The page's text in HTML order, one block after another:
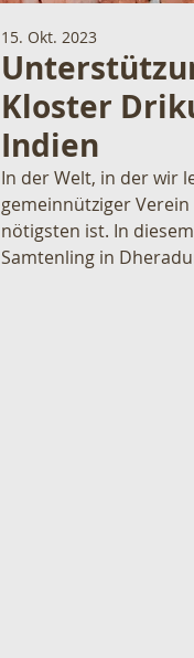
Kloster
Indien
15. Okt. 2023
In der Welt, in der wir
gemeinnütziger
nötigsten ist. In
Samtenling in